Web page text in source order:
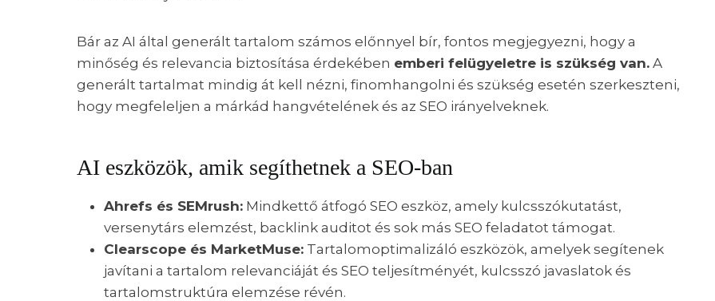
Bár az AI által generált tartalom számos előnnyel bír, fontos megjegyezni, hogy a
minőség és relevancia biztosítása érdekében emberi felügyeletre is szükség van. A
generált tartalmat mindig át kell nézni, finomhangolni és szükség esetén szerkeszteni,
hogy megfeleljen a márkád hangvételének és az SEO irányelveknek.
AI eszközök, amik segíthetnek a SEO-ban
Ahrefs és SEMrush: Mindkettő átfogó SEO eszköz, amely kulcsszókutatást,
versenytárs elemzést, backlink auditot és sok más SEO feladatot támogat.
Clearscope és MarketMuse: Tartalomoptimalizáló eszközök, amelyek segítenek
javítani a tartalom relevanciáját és SEO teljesítményét, kulcsszó javaslatok és
tartalomstruktúra elemzése révén.